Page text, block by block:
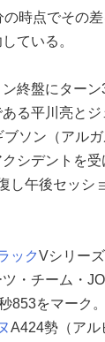
の時点でその
ている。
終盤にター
る平川亮と
ソン（アル
シデントを
し午後セッシ
ックVシリー
・チーム・
853をマーク
A424勢（アル